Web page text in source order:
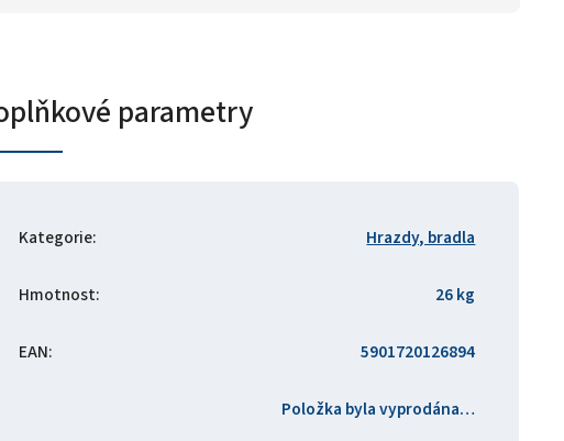
parametry
Kategorie: Hrazdy, bradla
Hmotnost: 26 kg
EAN: 5901720126894
Položka byla vyprodána…